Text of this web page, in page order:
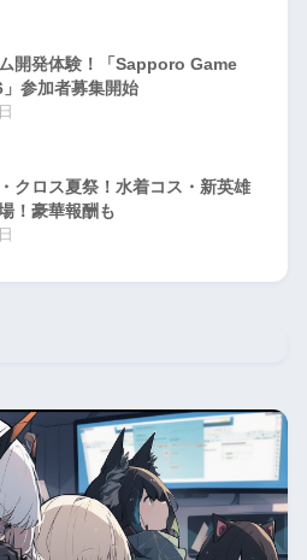
開発体験！「Sapporo Game
参加者募集開始
クロス夏祭！水着コス・新英雄
！豪華報酬も